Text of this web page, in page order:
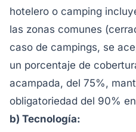
hotelero o camping
las zonas comunes
caso de campings, se
un porcentaje de
acampada, del 75%,
obligatoriedad del 90%
b) Tecnología: